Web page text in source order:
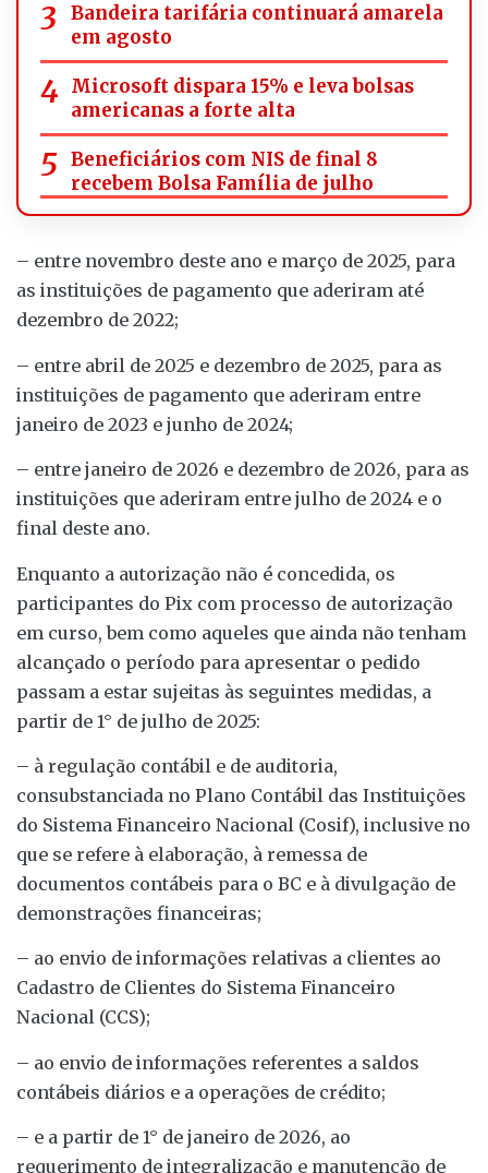
Bandeira tarifária continuará amarela
em agosto
Microsoft dispara 15% e leva bolsas
americanas a forte alta
Beneficiários com NIS de final 8
recebem Bolsa Família de julho
– entre novembro deste ano e março de 2025, para
as instituições de pagamento que aderiram até
dezembro de 2022;
– entre abril de 2025 e dezembro de 2025, para as
instituições de pagamento que aderiram entre
janeiro de 2023 e junho de 2024;
– entre janeiro de 2026 e dezembro de 2026, para as
instituições que aderiram entre julho de 2024 e o
final deste ano.
Enquanto a autorização não é concedida, os
participantes do Pix com processo de autorização
em curso, bem como aqueles que ainda não tenham
alcançado o período para apresentar o pedido
passam a estar sujeitas às seguintes medidas, a
partir de 1° de julho de 2025:
– à regulação contábil e de auditoria,
consubstanciada no Plano Contábil das Instituições
do Sistema Financeiro Nacional (Cosif), inclusive no
que se refere à elaboração, à remessa de
documentos contábeis para o BC e à divulgação de
demonstrações financeiras;
– ao envio de informações relativas a clientes ao
Cadastro de Clientes do Sistema Financeiro
Nacional (CCS);
– ao envio de informações referentes a saldos
contábeis diários e a operações de crédito;
– e a partir de 1° de janeiro de 2026, ao
requerimento de integralização e manutenção de